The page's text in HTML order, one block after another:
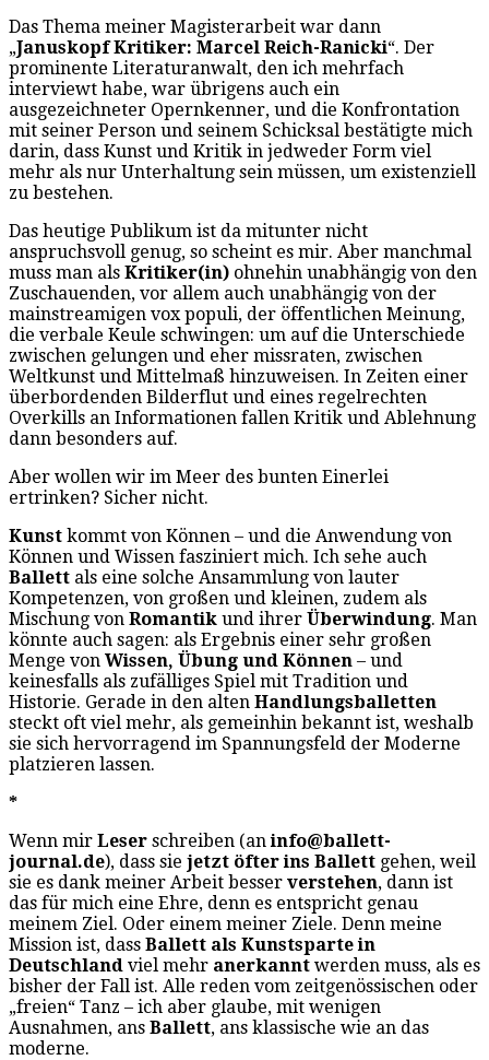
Das Thema meiner Magisterarbeit war dann
„Januskopf Kritiker: Marcel Reich-Ranicki“. Der
prominente Literaturanwalt, den ich mehrfach
interviewt habe, war übrigens auch ein
ausgezeichneter Opernkenner, und die Konfrontation
mit seiner Person und seinem Schicksal bestätigte mich
darin, dass Kunst und Kritik in jedweder Form viel
mehr als nur Unterhaltung sein müssen, um existenziell
zu bestehen.
Das heutige Publikum ist da mitunter nicht
anspruchsvoll genug, so scheint es mir. Aber manchmal
muss man als Kritiker(in) ohnehin unabhängig von den
Zuschauenden, vor allem auch unabhängig von der
mainstreamigen vox populi, der öffentlichen Meinung,
die verbale Keule schwingen: um auf die Unterschiede
zwischen gelungen und eher missraten, zwischen
Weltkunst und Mittelmaß hinzuweisen. In Zeiten einer
überbordenden Bilderflut und eines regelrechten
Overkills an Informationen fallen Kritik und Ablehnung
dann besonders auf.
Aber wollen wir im Meer des bunten Einerlei
ertrinken? Sicher nicht.
Kunst kommt von Können – und die Anwendung von
Können und Wissen fasziniert mich. Ich sehe auch
Ballett als eine solche Ansammlung von lauter
Kompetenzen, von großen und kleinen, zudem als
Mischung von Romantik und ihrer Überwindung. Man
könnte auch sagen: als Ergebnis einer sehr großen
Menge von Wissen, Übung und Können – und
keinesfalls als zufälliges Spiel mit Tradition und
Historie. Gerade in den alten Handlungsballetten
steckt oft viel mehr, als gemeinhin bekannt ist, weshalb
sie sich hervorragend im Spannungsfeld der Moderne
platzieren lassen.
*
Wenn mir Leser schreiben (aninfo@ballett-
journal.de), dass sie jetzt öfter ins Ballett gehen, weil
sie es dank meiner Arbeit besser verstehen, dann ist
das für mich eine Ehre, denn es entspricht genau
meinem Ziel. Oder einem meiner Ziele. Denn meine
Mission ist, dass Ballett als Kunstsparte in
Deutschland viel mehr anerkannt werden muss, als es
bisher der Fall ist. Alle reden vom zeitgenössischen oder
„freien“ Tanz – ich aber glaube, mit wenigen
Ausnahmen, ans Ballett, ans klassische wie an das
moderne.